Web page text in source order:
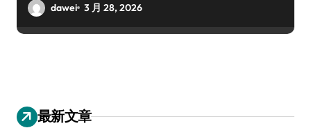
dawei 3 月 28, 2026
最新文章